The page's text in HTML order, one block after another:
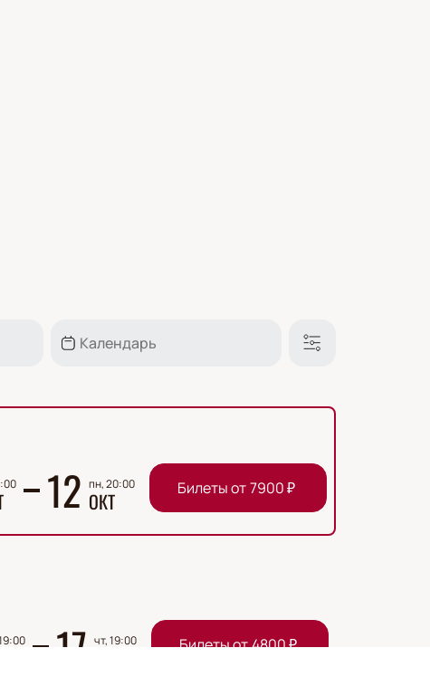
12 пн, 20:00
ОКТ Билеты от 7900₽
17 чт, 19:00 Билеты от4800₽